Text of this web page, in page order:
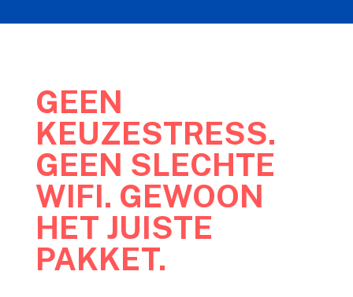
GEEN
KEUZESTRESS.
GEEN SLECHTE
WIFI. GEWOON
HET JUISTE
PAKKET.